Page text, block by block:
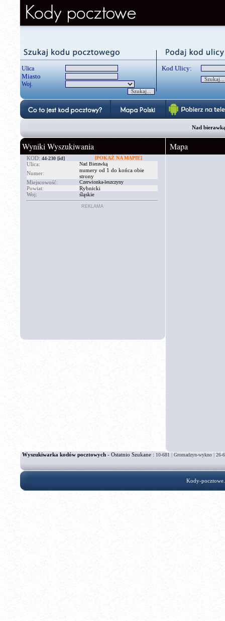
Ulica
Miasto
Woj.
Kod Ulicy:
Nad
Wyniki Wyszukiwania
KOD: 44-230 [id] [POKAŻ NA MAPIE]
Ulica: Nad Bierawką
Numer:
numery od 1 do końca obie
strony
Miejscowość:
Czerwionka-leszczyny
Powiat:
Rybnicki
Woj:
śląskie
REKLAMA
Mapa
Wyszukiwarka kodów pocztowych - Ostatnio Szukane : 10-681|Gromadzyn-wykno|26-
Kody-